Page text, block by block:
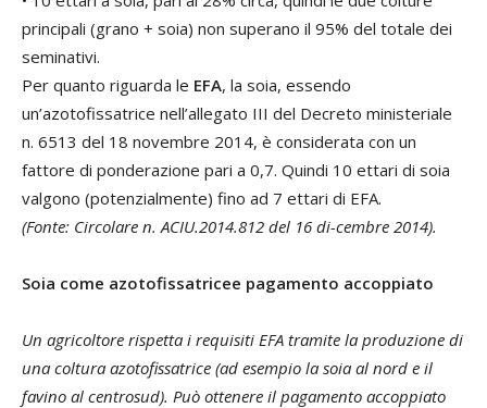
principali (grano + soia) non superano il 95% del totale dei
seminativi.
Per quanto riguarda le EFA, la soia, essendo
un’azotofissatrice nell’allegato III del Decreto ministeriale
n. 6513 del 18 novembre 2014, è considerata con un
fattore di ponderazione pari a 0,7. Quindi 10 ettari di soia
valgono (potenzialmente) fino ad 7 ettari di EFA.
(Fonte: Circolare n. ACIU.2014.812 del 16 di-cembre 2014).
Soia come azotofissatricee pagamento accoppiato
Un agricoltore rispetta i requisiti EFA tramite la produzione di
una coltura azotofissatrice (ad esempio la soia al nord e il
favino al centrosud). Può ottenere il pagamento accoppiato